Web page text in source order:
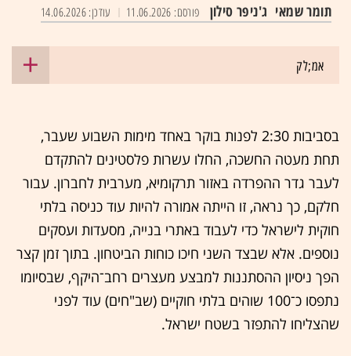
תומר שמאי ג'ניפר סילון עודכן: 14.06.2026 פורסם: 11.06.2026
אמ;לק
בסביבות 2:30 לפנות בוקר באחד מימות השבוע שעבר,
תחת מעטה החשכה, החלו עשרות פלסטינים להתקדם
לעבר גדר ההפרדה באזור תרקומיא, מערבית לחברון. עבור
חלקם, כך נראה, זו הייתה אמורה להיות עוד כניסה בלתי
חוקית לישראל כדי לעבוד באתרי בנייה, מסעדות ועסקים
נוספים. אלא שבצד השני חיכו כוחות הביטחון. בתוך זמן קצר
הפך ניסיון ההסתננות למבצע מעצרים רחב־היקף, שבסיומו
נתפסו כ־100 שוהים בלתי חוקיים (שב"חים) עוד לפני
שהצליחו להתפזר בשטח ישראל.